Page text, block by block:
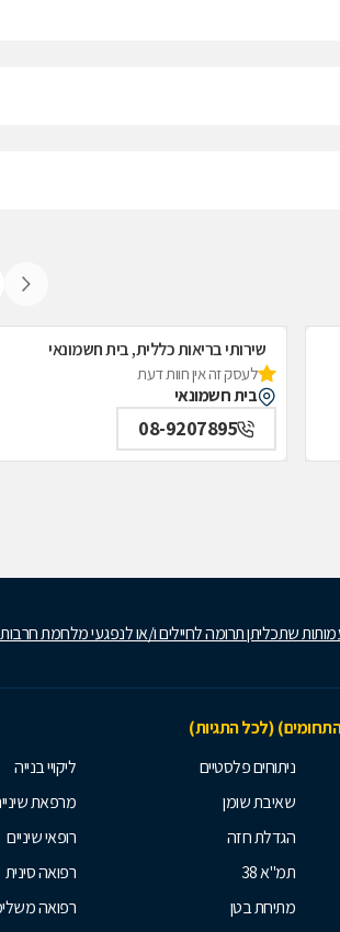
שירותי בריאות כללית, בית חשמונאי
לעסק זה אין חוות דעת
בית חשמונאי
08-9207895
שתכליתן תרומה לחיילים ו/או לנפגעי מלחמת
(לכל התגיות)
ניתוחים פלסטיים
שאיבת שומן
הגדלת חזה
תמ"א 38
מתיחת בטן
ליקויי בנייה
מרפאת
רופאי שיניים
רפואה סינית
רפואה